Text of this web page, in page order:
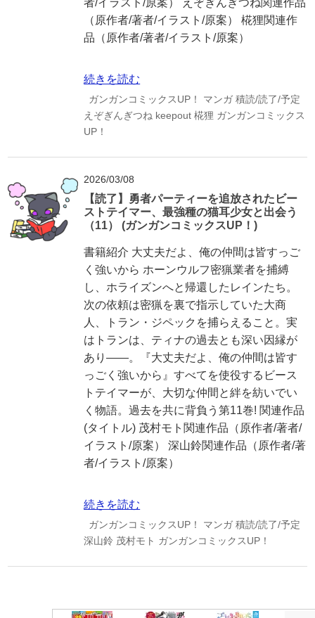
者/イラスト/原案） えぞぎんぎつね関連作品
（原作者/著者/イラスト/原案） 椛狸関連作
品（原作者/著者/イラスト/原案）
続きを読む
ガンガンコミックスUP！ マンガ 積読/読了/予定
えぞぎんぎつね keepout 椛狸 ガンガンコミックス
UP！
2026/03/08
【読了】勇者パーティーを追放されたビー
ストテイマー、最強種の猫耳少女と出会う
（11） (ガンガンコミックスUP！)
書籍紹介 大丈夫だよ、俺の仲間は皆すっご
く強いから ホーンウルフ密猟業者を捕縛
し、ホライズンへと帰還したレインたち。
次の依頼は密猟を裏で指示していた大商
人、トラン・ジペックを捕らえること。実
はトランは、ティナの過去とも深い因縁が
あり――。『大丈夫だよ、俺の仲間は皆す
っごく強いから』すべてを使役するビース
トテイマーが、大切な仲間と絆を紡いでい
く物語。過去を共に背負う第11巻! 関連作品
(タイトル) 茂村モト関連作品（原作者/著者/
イラスト/原案） 深山鈴関連作品（原作者/著
者/イラスト/原案）
続きを読む
ガンガンコミックスUP！ マンガ 積読/読了/予定
深山鈴 茂村モト ガンガンコミックスUP！